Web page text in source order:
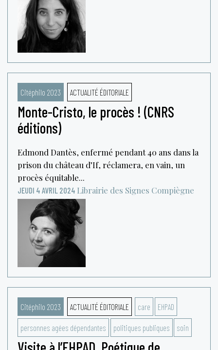
Citéphilo 2023 ACTUALITÉ ÉDITORIALE
Monte-Cristo, le procès ! (CNRS
éditions)
Edmond Dantès, enfermé pendant 40 ans dans la
prison du château d’If, réclamera, en vain, un
procès équitable...
JEUDI 4 AVRIL 2024 Librairie des Signes Compiègne
Citéphilo 2023 ACTUALITÉ ÉDITORIALE care EHPAD
personnes agées dépendantes politiques publiques soin